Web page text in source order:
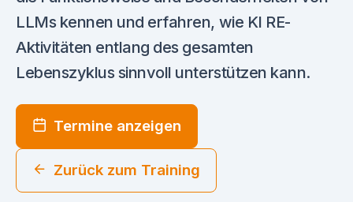
LLMs kennen und erfahren, wie KI RE-
Aktivitäten entlang des gesamten
Lebenszyklus sinnvoll unterstützen kann.
Termine anzeigen
Zurück zum Training